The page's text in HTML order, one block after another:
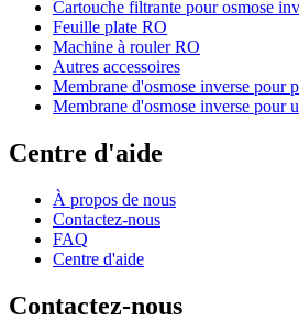
Cartouche filtrante pour osmose
Feuille plate RO
Machine à rouler RO
Autres accessoires
Membrane d'osmose inverse pour
Membrane d'osmose inverse pour
Centre d'aide
À propos de nous
Contactez-nous
FAQ
Centre d'aide
Contactez-nous